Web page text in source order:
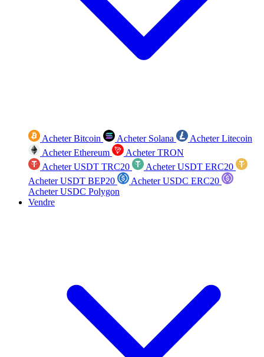
Acheter Bitcoin Acheter Solana
Acheter Litecoin
Acheter Ethereum
Acheter TRON
Acheter USDT TRC20
Acheter USDT ERC20
Acheter USDT BEP20
Acheter USDC ERC20
Acheter USDC Polygon
Vendre